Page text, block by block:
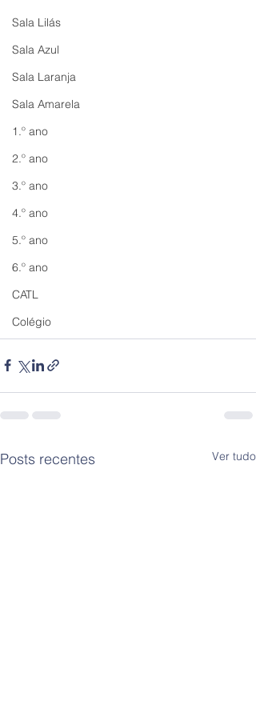
Sala Lilás
Sala Azul
Sala Laranja
Sala Amarela
1.º ano
2.º ano
3.º ano
4.º ano
5.º ano
6.º ano
CATL
Colégio
Posts recentes Ver tudo